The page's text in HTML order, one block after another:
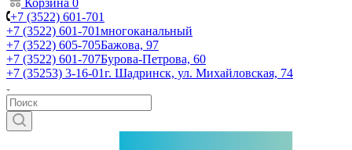
Корзина 0
+7 (3522) 601-701
+7 (3522) 601-701многоканальный
+7 (3522) 605-705Бажова, 97
+7 (3522) 601-707Бурова-Петрова, 60
+7 (35253) 3-16-01г. Шадринск, ул. Михайловская, 74